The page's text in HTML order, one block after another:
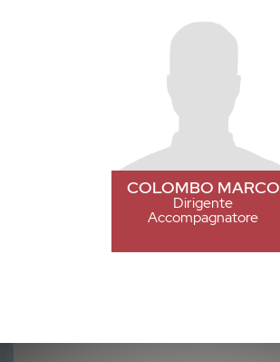
COLOMBO MARCO
Dirigente
Accompagnatore